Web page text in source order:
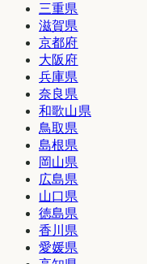
三重県
滋賀県
京都府
大阪府
兵庫県
奈良県
和歌山県
鳥取県
島根県
岡山県
広島県
山口県
徳島県
香川県
愛媛県